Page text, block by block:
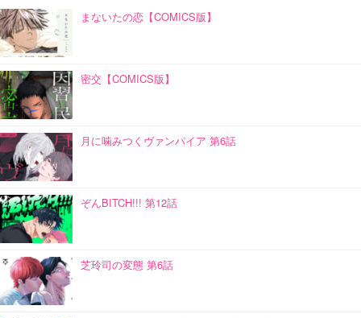
まないたの恋【COMICS版】
密交【COMICS版】
月に噛みつくヴァンパイア 第6話
ぞんBITCH!!! 第12話
芝玲司の変態 第6話